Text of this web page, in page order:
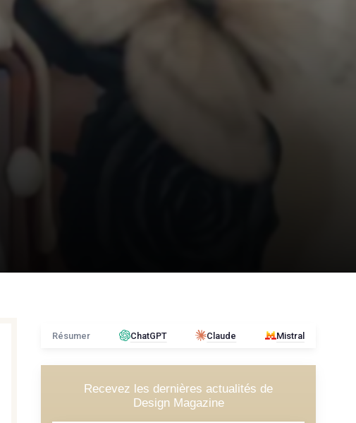
Résumer ChatGPT Claude Mistral
Recevez les dernières actualités de
Design Magazine